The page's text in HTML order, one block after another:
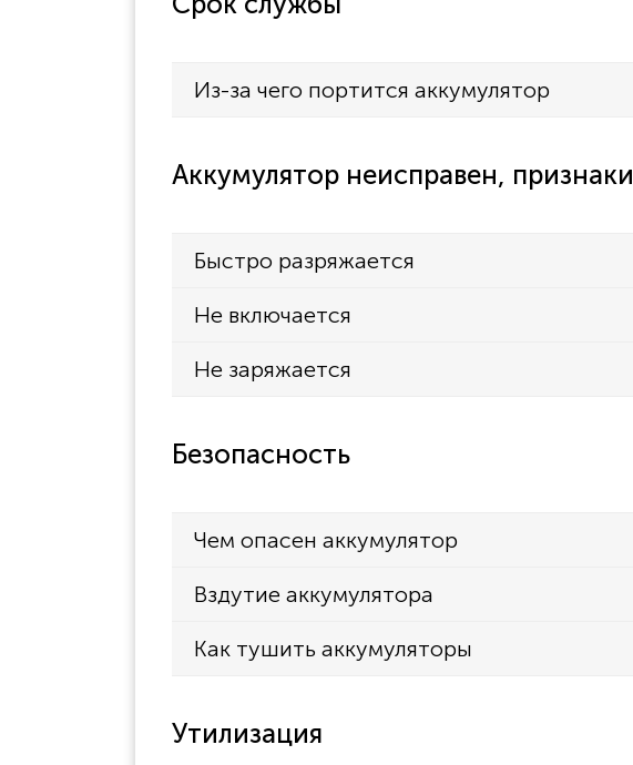
Из-за чего портится аккумулятор
Аккумулятор неисправен, признаки
Быстро разряжается
Не включается
Не заряжается
Безопасность
Чем опасен аккумулятор
Вздутие аккумулятора
Как тушить аккумуляторы
Утилизация